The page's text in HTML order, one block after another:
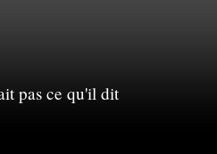
pas ce qu'il dit